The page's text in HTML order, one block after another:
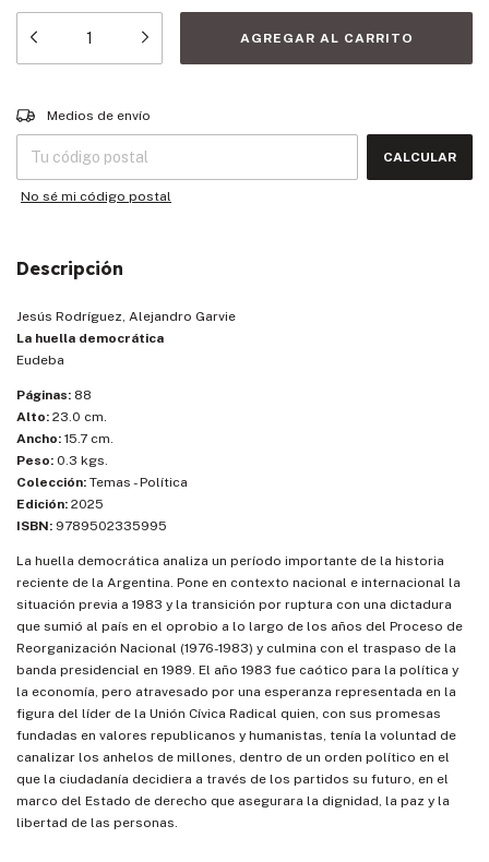
Entregas para el CP:
Medios de envío
CALCULAR
No sé mi código postal
Descripción
Jesús Rodríguez, Alejandro Garvie
La huella democrática
Eudeba
Páginas: 88
Alto: 23.0 cm.
Ancho: 15.7 cm.
Peso: 0.3 kgs.
Colección: Temas - Política
Edición: 2025
ISBN: 9789502335995
La huella democrática analiza un período importante de la historia
reciente de la Argentina. Pone en contexto nacional e internacional la
situación previa a 1983 y la transición por ruptura con una dictadura
que sumió al país en el oprobio a lo largo de los años del Proceso de
Reorganización Nacional (1976-1983) y culmina con el traspaso de la
banda presidencial en 1989. El año 1983 fue caótico para la política y
la economía, pero atravesado por una esperanza representada en la
figura del líder de la Unión Cívica Radical quien, con sus promesas
fundadas en valores republicanos y humanistas, tenía la voluntad de
canalizar los anhelos de millones, dentro de un orden político en el
que la ciudadanía decidiera a través de los partidos su futuro, en el
marco del Estado de derecho que asegurara la dignidad, la paz y la
libertad de las personas.